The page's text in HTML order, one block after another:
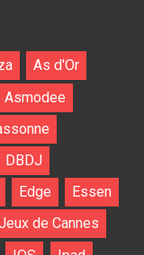
As d'Or
Asmodee
DBDJ
Edge
Essen
de Cannes